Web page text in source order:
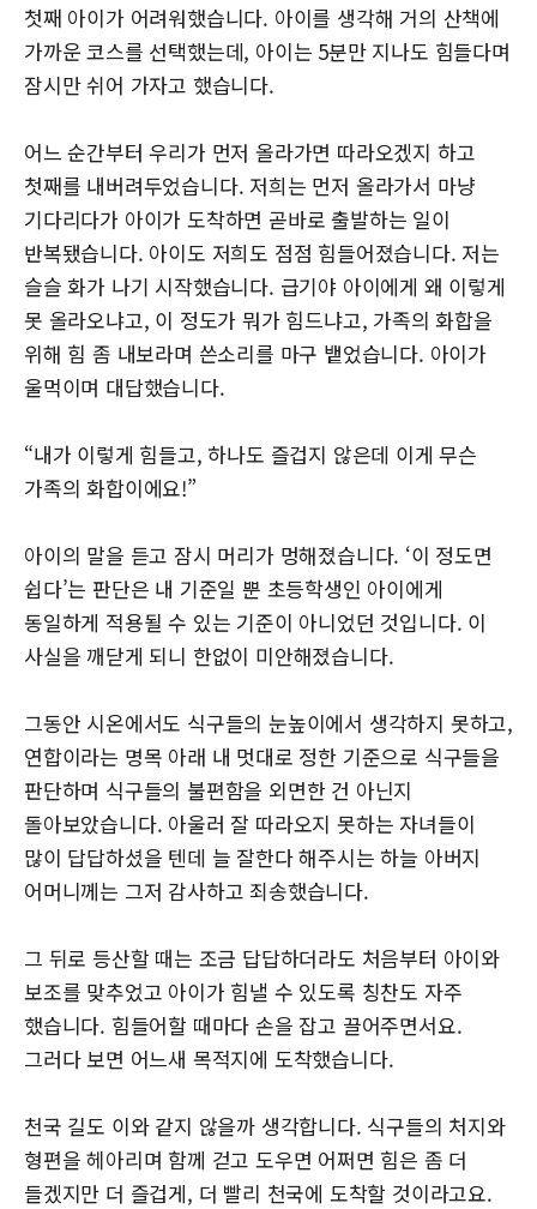
첫째 아이가 어려워했습니다. 아이를 생각해 거의 산책에
가까운 코스를 선택했는데, 아이는 5분만 지나도 힘들다며
잠시만 쉬어 가자고 했습니다.
어느 순간부터 우리가 먼저 올라가면 따라오겠지 하고
첫째를 내버려두었습니다. 저희는 먼저 올라가서 마냥
기다리다가 아이가 도착하면 곧바로 출발하는 일이
반복됐습니다. 아이도 저희도 점점 힘들어졌습니다. 저는
슬슬 화가 나기 시작했습니다. 급기야 아이에게 왜 이렇게
못 올라오냐고, 이 정도가 뭐가 힘드냐고, 가족의 화합을
위해 힘 좀 내보라며 쓴소리를 마구 뱉었습니다. 아이가
울먹이며 대답했습니다.
“내가 이렇게 힘들고, 하나도 즐겁지 않은데 이게 무슨
가족의 화합이에요!”
아이의 말을 듣고 잠시 머리가 멍해졌습니다. ‘이 정도면
쉽다’는 판단은 내 기준일 뿐 초등학생인 아이에게
동일하게 적용될 수 있는 기준이 아니었던 것입니다. 이
사실을 깨닫게 되니 한없이 미안해졌습니다.
그동안 시온에서도 식구들의 눈높이에서 생각하지 못하고,
연합이라는 명목 아래 내 멋대로 정한 기준으로 식구들을
판단하며 식구들의 불편함을 외면한 건 아닌지
돌아보았습니다. 아울러 잘 따라오지 못하는 자녀들이
많이 답답하셨을 텐데 늘 잘한다 해주시는 하늘 아버지
어머니께는 그저 감사하고 죄송했습니다.
그 뒤로 등산할 때는 조금 답답하더라도 처음부터 아이와
보조를 맞추었고 아이가 힘낼 수 있도록 칭찬도 자주
했습니다. 힘들어할 때마다 손을 잡고 끌어주면서요.
그러다 보면 어느새 목적지에 도착했습니다.
천국 길도 이와 같지 않을까 생각합니다. 식구들의 처지와
형편을 헤아리며 함께 걷고 도우면 어쩌면 힘은 좀 더
들겠지만 더 즐겁게, 더 빨리 천국에 도착할 것이라고요.